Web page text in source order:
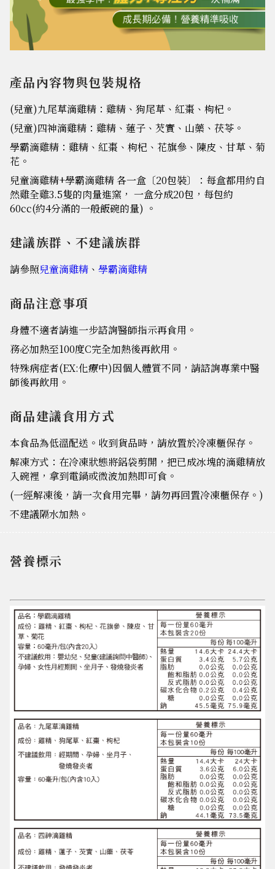
產品內容物與包裝規格
(兒童)九尾草滴雞精：雞精、狗尾草、紅棗、枸杞。
(兒童)四神滴雞精：雞精、蓮子、芡實、山藥、茯苓。
學霸滴雞精：雞精、紅棗、枸杞、花旗參、陳皮、甘草、菊
花。
兒童滴雞精+學霸滴雞精各一盒〔20包裝〕：每盒都用約自
然雞全雞3.5隻的肉量進窯， 一盒分成20包，每包約
60cc(約4分滿的一般飯碗的量) 。
建議族群、不建議族群
請參照兒童滴雞精 、 學霸滴雞精
商品注意事項
身體不適者請進一步諮詢醫師指示再食用。
務必加熱至100度C完全加熱後再飲用。
特殊病症者(EX:化療中)因個人體質不同，請諮詢專業中醫
師後再飲用。
商品建議食用方式
本食品為低溫配送。收到貨品時，請放置於冷凍櫃保存。
解凍方式：在冷凍狀態將鋁袋剪開，把已成冰塊的滴雞精放
入碗裡，拿到電鍋或微波加熱即可食。
(一經解凍後，請一次食用完畢，請勿再回置冷凍櫃保存。)
不建議隔水加熱。
營養標示